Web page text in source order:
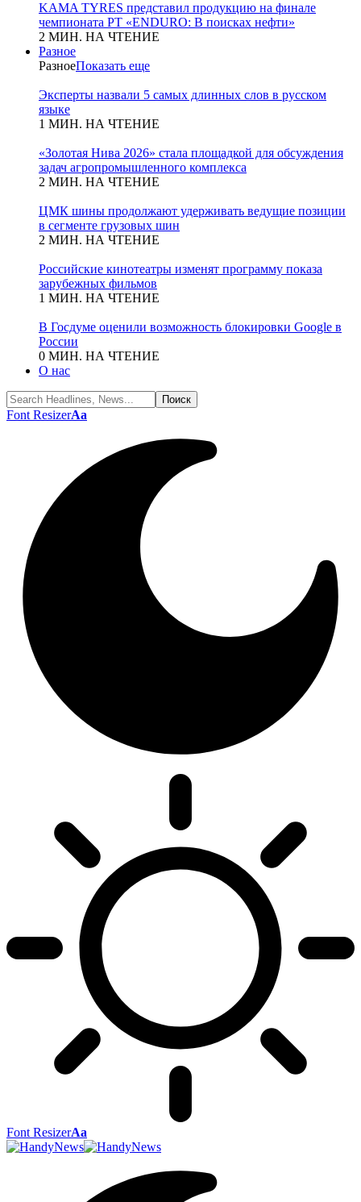
KAMA TYRES представил продукцию на финале
чемпионата РТ «ENDURO: В поисках нефти»
2 МИН. НА ЧТЕНИЕ
Разное
РазноеПоказать еще
Эксперты назвали 5 самых длинных слов в русском
языке
1 МИН. НА ЧТЕНИЕ
«Золотая Нива 2026» стала площадкой для обсуждения
задач агропромышленного комплекса
2 МИН. НА ЧТЕНИЕ
ЦМК шины продолжают удерживать ведущие позиции
в сегменте грузовых шин
2 МИН. НА ЧТЕНИЕ
Российские кинотеатры изменят программу показа
зарубежных фильмов
1 МИН. НА ЧТЕНИЕ
В Госдуме оценили возможность блокировки Google в
России
0 МИН. НА ЧТЕНИЕ
О нас
Font ResizerAa
Font ResizerAa